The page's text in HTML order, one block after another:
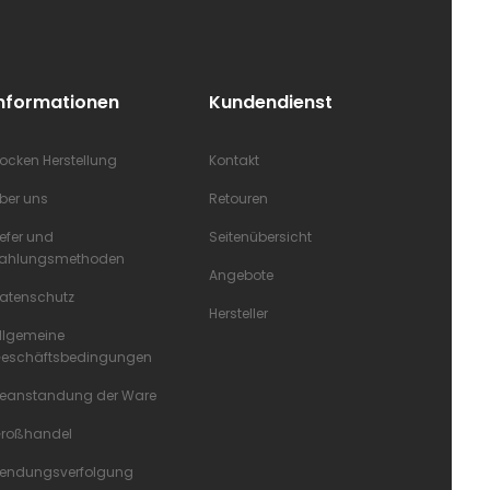
Herstellung
uns
und
der Ware
Kundendienst
Kontakt
Retouren
Seitenübersicht
Angebote
Hersteller